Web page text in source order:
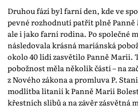
Druhou fází byl farní den, kde ve
pevné rozhodnutí patřit plně
ale i jako farní rodina. Po společné
následovala krásná mariánská
okolo 40 lidí zasvětilo Panně Marii.
pobožnost měla několik částí – na
z Nového zákona a promluva P.
modlitba litanií k Panně Marii
křestních slibů a na závěr zásvětná